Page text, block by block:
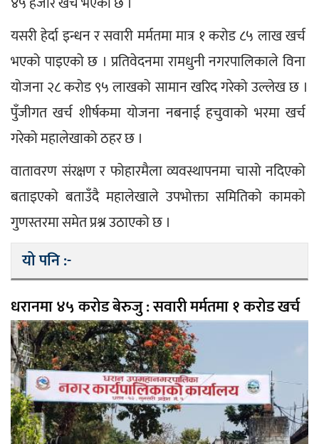
यसरी हेर्दा इन्धन र सवारी मर्मतमा मात्र १ करोड ८५ लाख खर्च
भएको पाइएको छ । प्रतिवेदनमा रामधुनी नगरपालिकाले विना
योजना २८ करोड ९५ लाखको सामान खरिद गरेको उल्लेख छ ।
पुँजीगत खर्च शीर्षकमा योजना नबनाई हचुवाको भरमा खर्च
गरेको महालेखाको ठहर छ ।
वातावरण संरक्षण र फोहारमैला व्यवस्थापनमा चासो नदिएको
बताइएको बताउँदै महालेखाले उपभोक्ता समितिको कामको
गुणस्तरमा समेत प्रश्न उठाएको छ ।
यो पनि :-
धरानमा ४५ करोड बेरुजु : सवारी मर्मतमा १ करोड खर्च